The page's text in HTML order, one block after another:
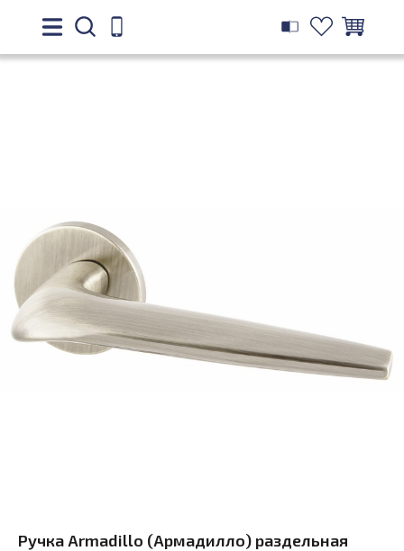
Ручка Armadillo (Армадилло) раздельная